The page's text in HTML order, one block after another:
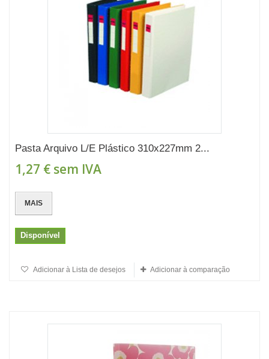
Pasta Arquivo L/E Plástico 310x227mm 2...
1,27 € sem IVA
MAIS
Disponível
Adicionar à Lista de desejos Adicionar à comparação